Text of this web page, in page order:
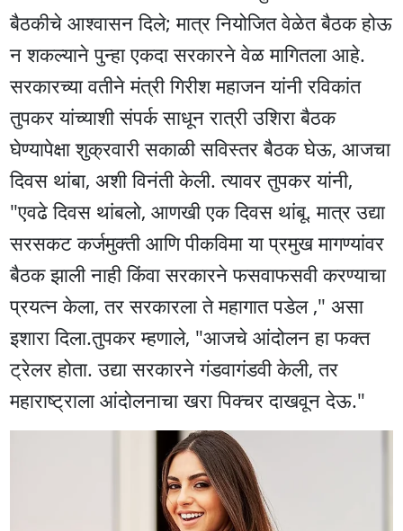
बैठकीचे आश्वासन दिले; मात्र नियोजित वेळेत बैठक होऊ
न शकल्याने पुन्हा एकदा सरकारने वेळ मागितला आहे.
सरकारच्या वतीने मंत्री गिरीश महाजन यांनी रविकांत
तुपकर यांच्याशी संपर्क साधून रात्री उशिरा बैठक
घेण्यापेक्षा शुक्रवारी सकाळी सविस्तर बैठक घेऊ, आजचा
दिवस थांबा, अशी विनंती केली. त्यावर तुपकर यांनी,
"एवढे दिवस थांबलो, आणखी एक दिवस थांबू. मात्र उद्या
सरसकट कर्जमुक्ती आणि पीकविमा या प्रमुख मागण्यांवर
बैठक झाली नाही किंवा सरकारने फसवाफसवी करण्याचा
प्रयत्न केला, तर सरकारला ते महागात पडेल ," असा
इशारा दिला.तुपकर म्हणाले, "आजचे आंदोलन हा फक्त
ट्रेलर होता. उद्या सरकारने गंडवागंडवी केली, तर
महाराष्ट्राला आंदोलनाचा खरा पिक्चर दाखवून देऊ."